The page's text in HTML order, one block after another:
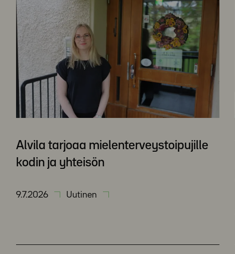
Alvila tarjoaa mielenterveystoipujille
kodin ja yhteisön
9.7.2026 Uutinen